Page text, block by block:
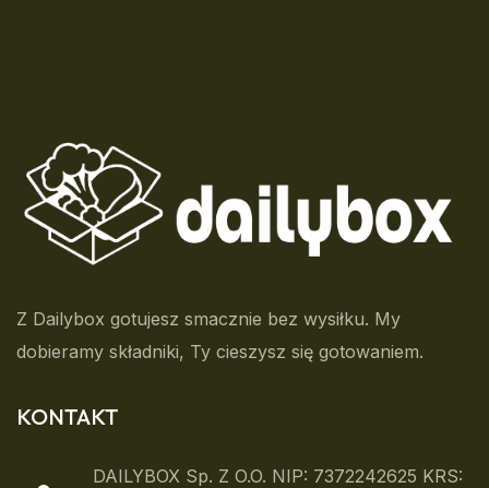
Z Dailybox gotujesz smacznie bez wysiłku. My
dobieramy składniki, Ty cieszysz się gotowaniem.
KONTAKT
DAILYBOX Sp. Z O.o. NIP: 7372242625 KRS: